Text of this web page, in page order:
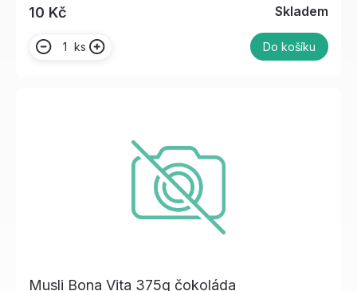
10 Kč
Skladem
ks Do košíku
Musli Bona Vita 375g čokoláda